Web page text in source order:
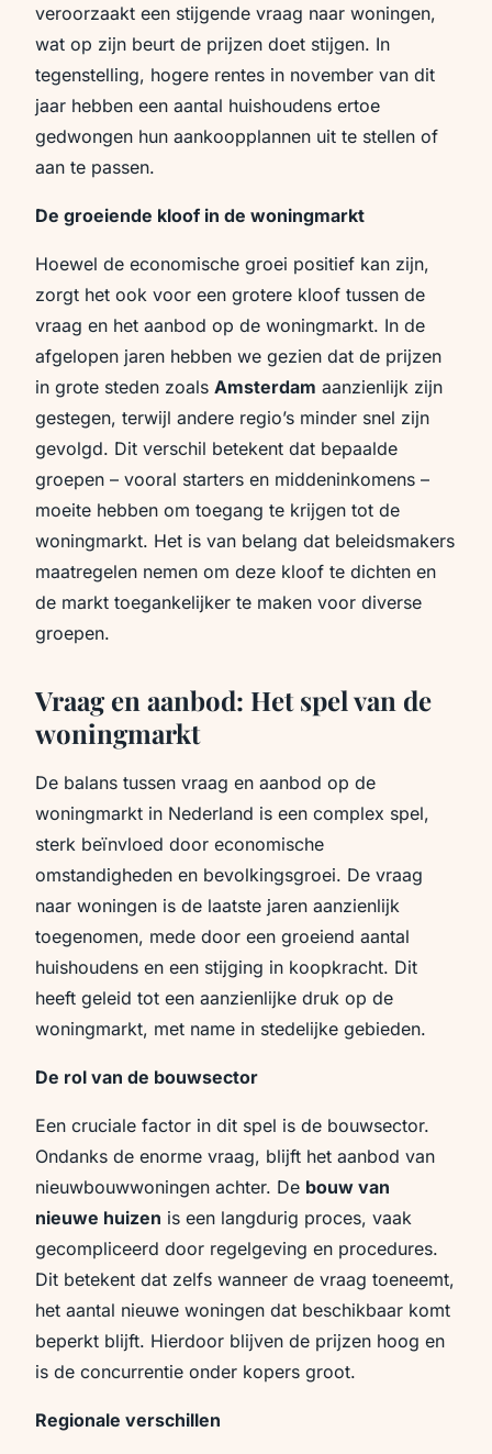
veroorzaakt een stijgende vraag naar woningen,
wat op zijn beurt de prijzen doet stijgen. In
tegenstelling, hogere rentes in november van dit
jaar hebben een aantal huishoudens ertoe
gedwongen hun aankoopplannen uit te stellen of
aan te passen.
De groeiende kloof in de woningmarkt
Hoewel de economische groei positief kan zijn,
zorgt het ook voor een grotere kloof tussen de
vraag en het aanbod op de woningmarkt. In de
afgelopen jaren hebben we gezien dat de prijzen
in grote steden zoals Amsterdam aanzienlijk zijn
gestegen, terwijl andere regio’s minder snel zijn
gevolgd. Dit verschil betekent dat bepaalde
groepen – vooral starters en middeninkomens –
moeite hebben om toegang te krijgen tot de
woningmarkt. Het is van belang dat beleidsmakers
maatregelen nemen om deze kloof te dichten en
de markt toegankelijker te maken voor diverse
groepen.
Vraag en aanbod: Het spel van de
woningmarkt
De balans tussen vraag en aanbod op de
woningmarkt in Nederland is een complex spel,
sterk beïnvloed door economische
omstandigheden en bevolkingsgroei. De vraag
naar woningen is de laatste jaren aanzienlijk
toegenomen, mede door een groeiend aantal
huishoudens en een stijging in koopkracht. Dit
heeft geleid tot een aanzienlijke druk op de
woningmarkt, met name in stedelijke gebieden.
De rol van de bouwsector
Een cruciale factor in dit spel is de bouwsector.
Ondanks de enorme vraag, blijft het aanbod van
nieuwbouwwoningen achter. De bouw van
nieuwe huizen is een langdurig proces, vaak
gecompliceerd door regelgeving en procedures.
Dit betekent dat zelfs wanneer de vraag toeneemt,
het aantal nieuwe woningen dat beschikbaar komt
beperkt blijft. Hierdoor blijven de prijzen hoog en
is de concurrentie onder kopers groot.
Regionale verschillen